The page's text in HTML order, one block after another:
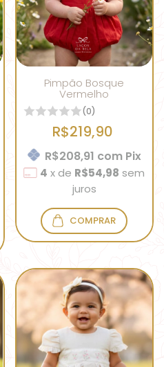
Pimpão Bosque
Vermelho
(0)
R$219,90
R$208,91 com Pix
4 x de R$54,98 sem
juros
COMPRAR